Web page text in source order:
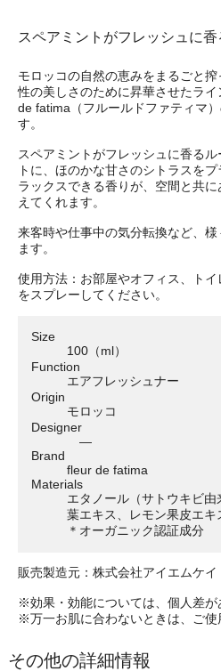
スペアミントがフレッシュに
モロッコの自然の恵みをまるごと
性の美しさのために昇華させたラ
de fatima（フルールドファティマ
す。
スペアミントがフレッシュに香る
トに、ほのかな甘さのシトラスを
ラックスできる香りが、空間と共
えてくれます。
来客時や仕事中の気分転換など、
ます。
使用方法：お部屋やオフィス、ト
をスプレーしてください。
Size
100（ml）
Function
エアフレッシュナー
Origin
モロッコ
Designer
―
Brand
fleur de fatima
Materials
エタノール（サトウキビ
葉エキス、レモン果皮エキ
＊オーガニック認証成分
販売製造元：株式会社アイエムケイ
※効果・効能については、個人差が
※万一お肌に合わないときは、ご使
その他の詳細情報